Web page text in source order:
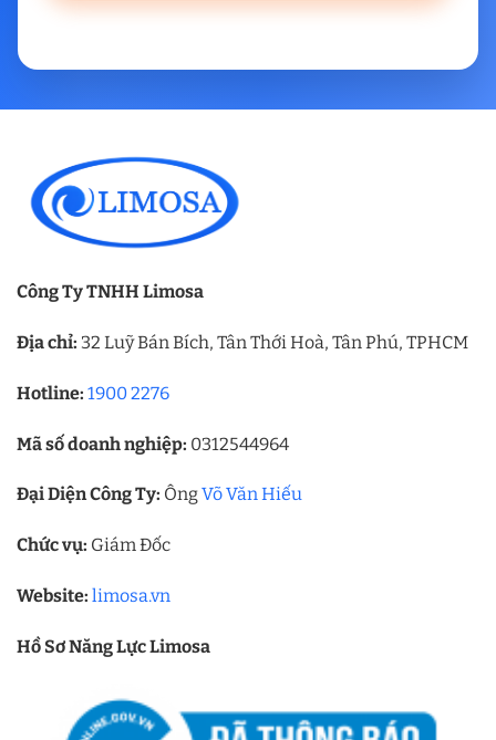
Công Ty TNHH Limosa
Địa chỉ: 32 Luỹ Bán Bích, Tân Thới Hoà, Tân Phú, TPHCM
Hotline: 1900 2276
Mã số doanh nghiệp: 0312544964
Đại Diện Công Ty: ÔngVõ Văn Hiếu
Chức vụ: Giám Đốc
Website: limosa.vn
Hồ Sơ Năng Lực Limosa